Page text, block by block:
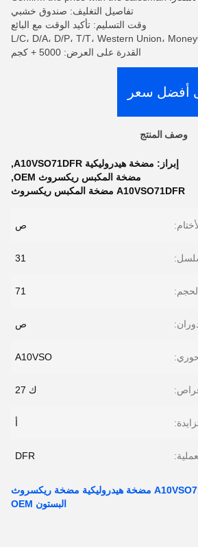
تفاصيل التغليف: صندوق خشبي
وقت التسليم: تأكيد الوقت مع البائع
القدرة على العرض: 5000 + كجم
أفضل سعر
وصف المنتج
إبراز: مضخة هيدروليكية A10VSO71DFR
,
مضخة المكبس ريكسروث OEM
,
A10VSO71DFR مضخة المكبس ريكسروث
ص
31
71
ص
A10VSO
ك 27
أ
DFR
A10VSO71DFR-31R-PPA12K27 مضخة هيدروليكية مضخة ريكسروث
البستون OEM